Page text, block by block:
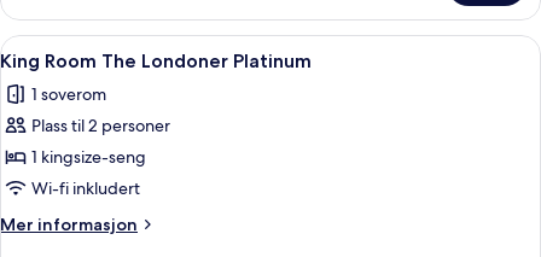
Penthouse
Suite
Åpne
alle
bildene
av
King
Room
The
Londoner
Sengetøy av topp kvalitet, minibar,
4
King Room The Londoner Platinum
1 soverom
Plass til 2 personer
1 kingsize-seng
Wi-fi inkludert
Mer informasjon
Mer